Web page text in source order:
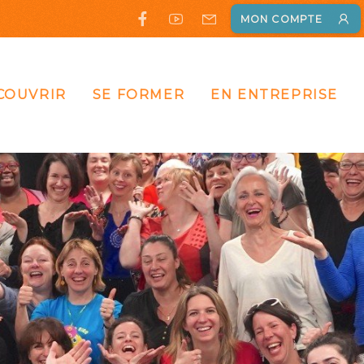
MON COMPTE
SE FORMER EN ENTREPRISE